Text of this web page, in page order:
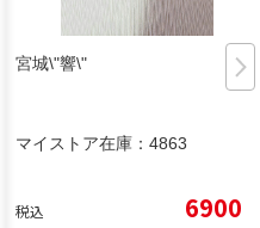
宮城\"響\"
マイストア在庫： 4863
税込 6900